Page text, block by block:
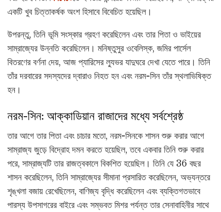
একটি খুব চিত্তাকর্ষক অংশ হিসাবে বিবেচিত হয়েছিল।
উপরন্তু, তিনি ভূমি সংস্কার গ্রহণ করেছিলেন এবং তার পিতা ও ভাইয়ের
সাম্রাজ্যের উন্নতি করেছিলেন। মনিষ্তুসুর ওবেলিস্ক, জমির পার্সেল
বিতরণের বর্ণনা দেয়, আজ প্যারিসের ল্যুভর যাদুঘরে দেখা যেতে পারে। তিনি
তাঁর দরবারের সদস্যদের দ্বারাও নিহত হন এবং নরম-সিন তাঁর স্থলাভিষিক্ত
হন।
নরম-সিন: আক্কাডিয়ান রাজাদের মধ্যে সর্বশ্রেষ্ঠ
তার আগে তার পিতা এবং চাচার মতো, নরম-সিনকে শাসন শুরু করার আগে
সাম্রাজ্য জুড়ে বিদ্রোহ দমন করতে হয়েছিল, তবে একবার তিনি শুরু করার
পরে, সাম্রাজ্যটি তার রাজত্বকালে বিকশিত হয়েছিল। তিনি যে 36 বছর
শাসন করেছিলেন, তিনি সাম্রাজ্যের সীমানা প্রসারিত করেছিলেন, অভ্যন্তরে
শৃঙ্খলা বজায় রেখেছিলেন, বাণিজ্য বৃদ্ধি করেছিলেন এবং ব্যক্তিগতভাবে
পারস্য উপসাগরের বাইরে এবং সম্ভবত মিশর পর্যন্ত তার সেনাবাহিনীর সাথে